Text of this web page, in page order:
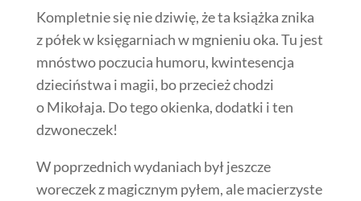
Kompletnie się nie dziwię, że ta książka znika
z półek w księgarniach w mgnieniu oka. Tu jest
mnóstwo poczucia humoru, kwintesencja
dzieciństwa i magii, bo przecież chodzi
o Mikołaja. Do tego okienka, dodatki i ten
dzwoneczek!
W poprzednich wydaniach był jeszcze
woreczek z magicznym pyłem, ale macierzyste